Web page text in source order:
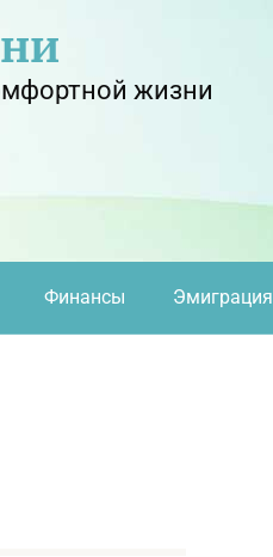
жизни
Финансы Эмиграция